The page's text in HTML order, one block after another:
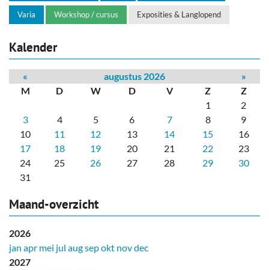
Varia Workshop / cursus Exposities & Langlopend
Kalender
« augustus 2026
»
M
D W D V Z
Z
1
2
3
4 5 6 7 8
9
10
11 12 13 14 15
16
17
18 19 20 21 22
23
24
25 26 27 28 29
30
31
Maand-overzicht
2026
jan apr mei jul augsepokt novdec
2027